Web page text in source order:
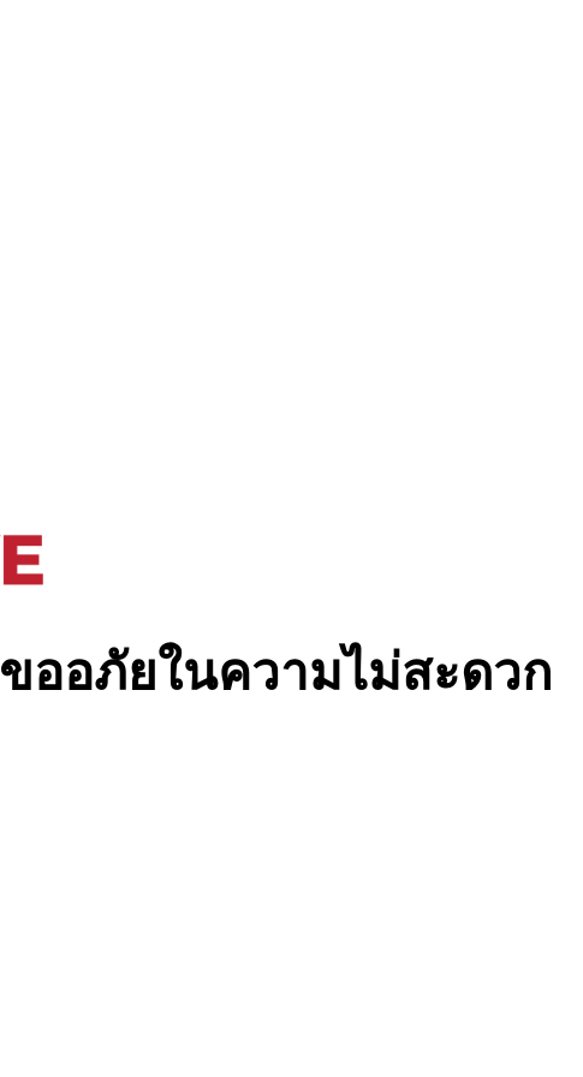
ออภัยในความไม่สะดวก